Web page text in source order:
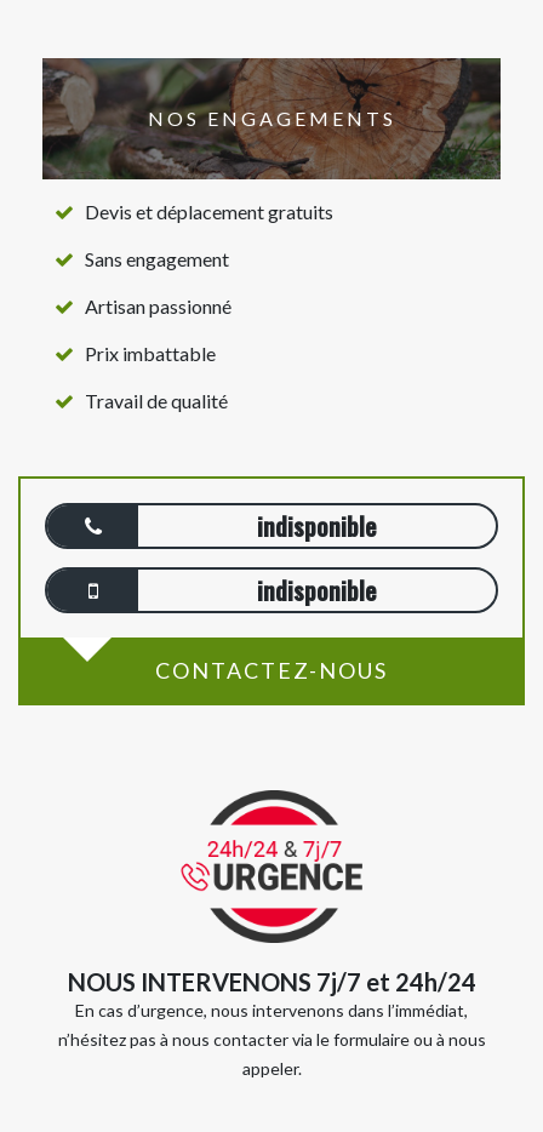
NOS ENGAGEMENTS
Devis et déplacement gratuits
Sans engagement
Artisan passionné
Prix imbattable
Travail de qualité
indisponible
indisponible
CONTACTEZ-NOUS
NOUS INTERVENONS 7j/7 et 24h/24
En cas d’urgence, nous intervenons dans l’immédiat,
n’hésitez pas à nous contacter via le formulaire ou à nous
appeler.